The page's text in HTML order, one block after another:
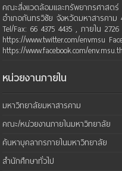
คณะสิ่งแวดล้อมและทรัพยากรศาสต
อำเภอกันทรวิชัย จังหวัดมหาสารคา
Tel/Fax: 66 4375 4435 , ภายใน
https://www.twitter.com/envmsu
https://www.facebook.com/
หน่วยงานภายใน
มหาวิทยาลัยมหาสารคาม
คณะ/หน่วยงานภายในมหาวิทยาลัย
ค้นหาบุคลากรภายในมหาวิทยาลัย
สำนักศึกษาทั่วไป